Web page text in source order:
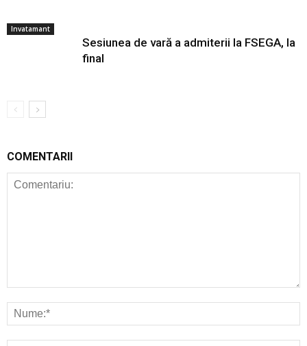
Invatamant
Sesiunea de vară a admiterii la FSEGA, la
final
COMENTARII